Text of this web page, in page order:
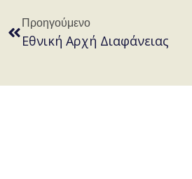
Προηγούμενο
Εθνική Αρχή Διαφάνειας